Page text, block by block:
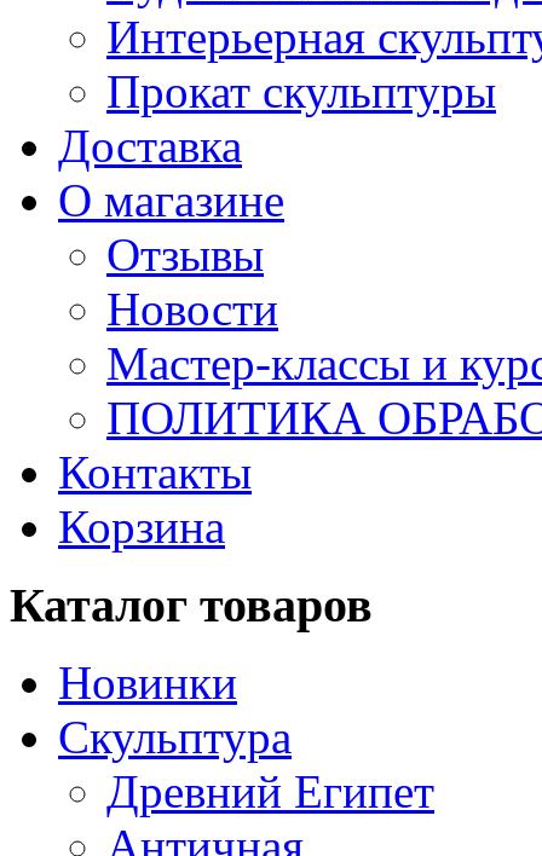
Интерьерная
Прокат скульптуры
Доставка
О магазине
Отзывы
Новости
Мастер-классы и
ПОЛИТИКА
Контакты
Корзина
Каталог товаров
Новинки
Скульптура
Древний Египет